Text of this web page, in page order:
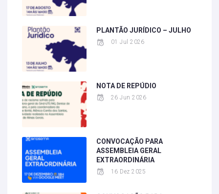
PLANTÃO JURÍDICO – JULHO
01 Jul 2026
NOTA DE REPÚDIO
26 Jun 2026
CONVOCAÇÃO PARA
ASSEMBLEIA GERAL
EXTRAORDINÁRIA
16 Dez 2025